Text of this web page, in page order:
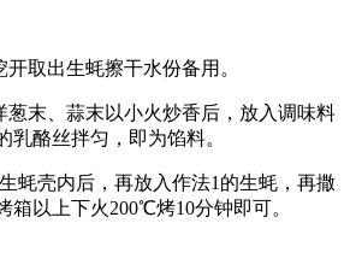
取出生蚝擦干水份备用。
葱末、蒜末以小火炒香后，放入调味料
乳酪丝拌匀，即为馅料。
蚝壳内后，再放入作法1的生蚝，再撒
箱以上下火200℃烤10分钟即可。